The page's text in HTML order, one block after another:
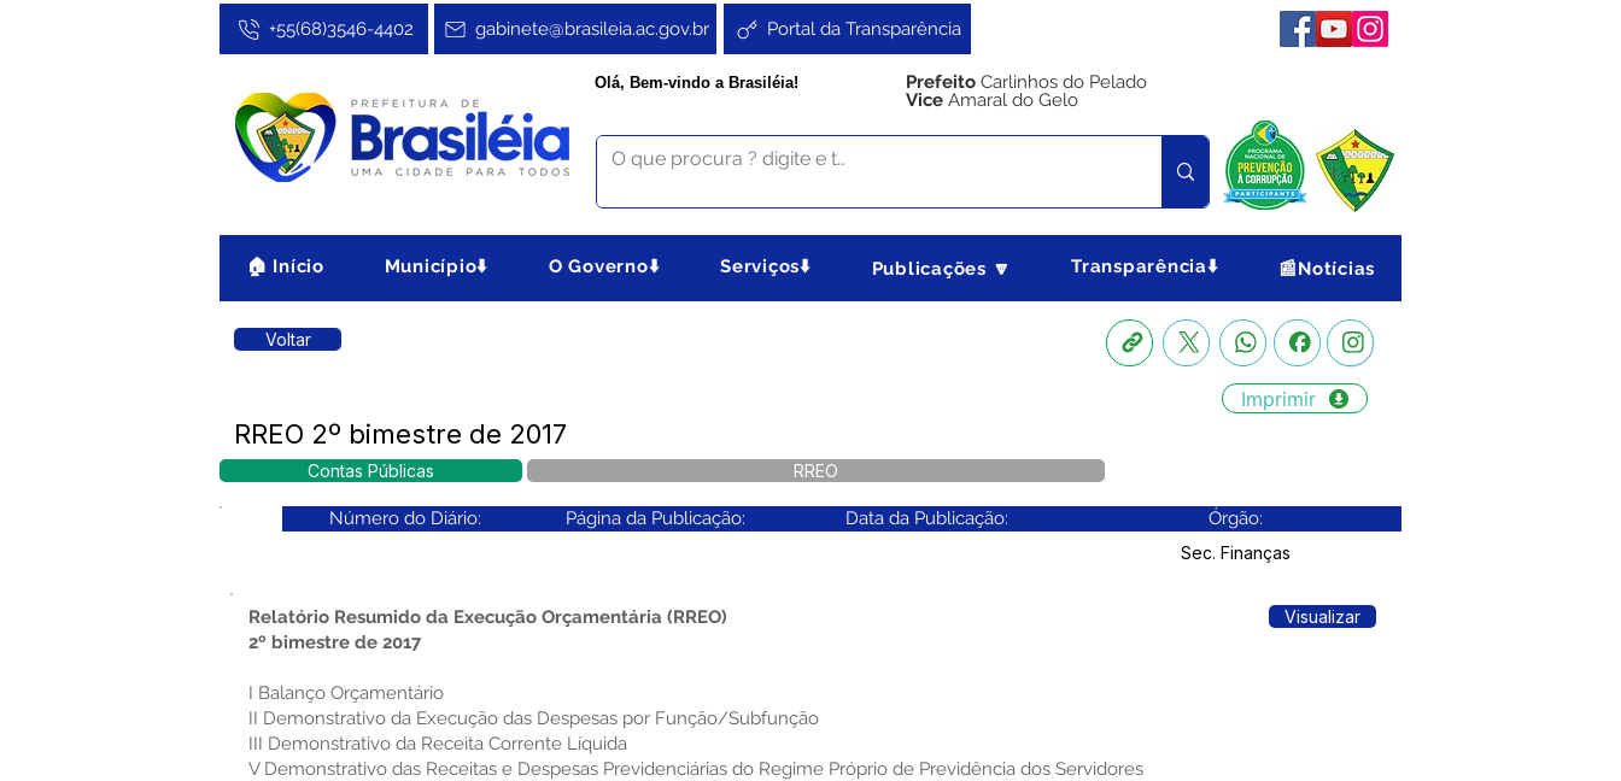
Portal da Transparência
gabinete@brasileia.ac.gov.br
+55(68)3546-4402
Olá, Bem-vindo a Brasiléia! Prefeito Carlinhos do Pelado
Vice Amaral do Gelo
🏠 Início Município⬇️ O Governo⬇️ Serviços⬇️ Publicações 🔽 Transparência⬇️ 📰Notícias
Voltar
Imprimir
RREO 2º bimestre de 2017
Contas Públicas RREO
Número do Diário: Página da Publicação: Data da Publicação: Órgão:
Sec. Finanças
Relatório Resumido da Execução Orçamentária (RREO)
2º bimestre de 2017
I Balanço Orçamentário
II Demonstrativo da Execução das Despesas por Função/Subfunção
III Demonstrativo da Receita Corrente Líquida
V Demonstrativo das Receitas e Despesas Previdenciárias do Regime Próprio de Previdência dos Servidores
Visualizar